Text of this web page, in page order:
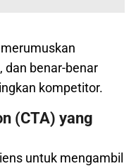
dan benar-benar
kompetitor.
(CTA) yang
untuk mengambil